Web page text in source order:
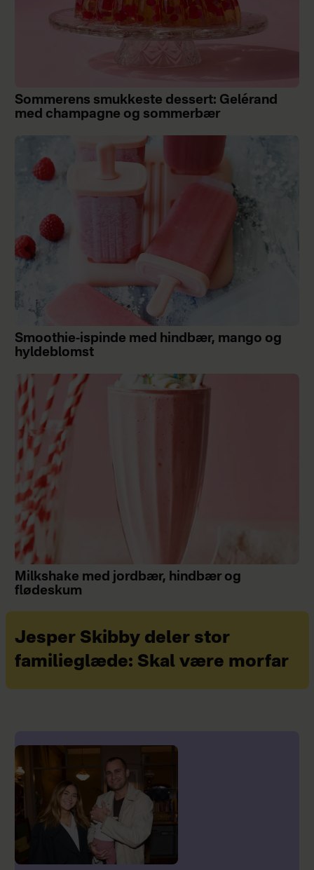
Sommerens smukkeste dessert: Gelérand
med champagne og sommerbær
Smoothie-ispinde med hindbær, mango og
hyldeblomst
Milkshake med jordbær, hindbær og
flødeskum
Jesper Skibby deler stor
familieglæde: Skal være morfar